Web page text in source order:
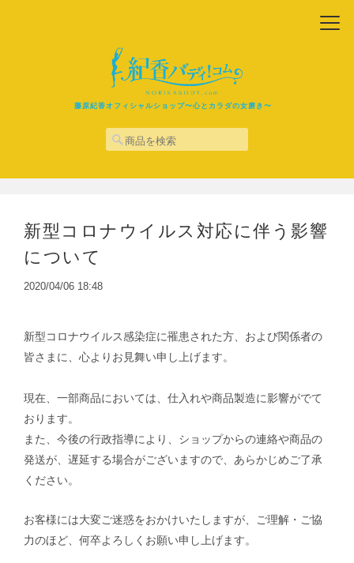
藤原紀香オフィシャルショップ〜心とカラダの女磨き〜
新型コロナウイルス対応に伴う影響
について
2020/04/06 18:48
新型コロナウイルス感染症に罹患された方、および関係者の
皆さまに、心よりお見舞い申し上げます。
現在、一部商品においては、仕入れや商品製造に影響がでて
おります。
また、今後の行政指導により、ショップからの連絡や商品の
発送が、遅延する場合がございますので、あらかじめご了承
ください。
お客様には大変ご迷惑をおかけいたしますが、ご理解・ご協
力のほど、何卒よろしくお願い申し上げます。